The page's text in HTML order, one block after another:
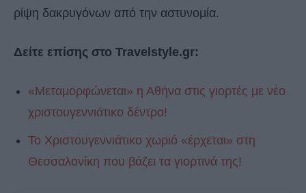
ρίψη δακρυγόνων από την αστυνομία.
Δείτε επίσης στο Travelstyle.gr:
«Μεταμορφώνεται» η Αθήνα στις γιορτές με νέο
χριστουγεννιάτικο δέντρο!
Το Χριστουγεννιάτικο χωριό «έρχεται» στη
Θεσσαλονίκη που βάζει τα γιορτινά της!